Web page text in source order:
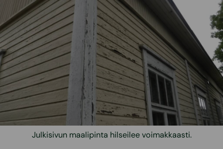
Julkisivun maalipinta hilseilee voimakkaasti.